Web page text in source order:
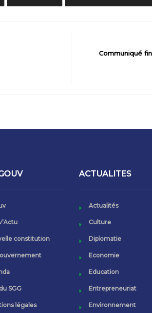
Communiqué
constitution
SGG
légales
ACTUALITES
Actualités
Culture
Diplomatie
Economie
Education
Entrepreneuriat
Environnement